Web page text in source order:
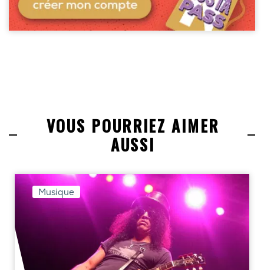
VOUS POURRIEZ AIMER
AUSSI
Musique